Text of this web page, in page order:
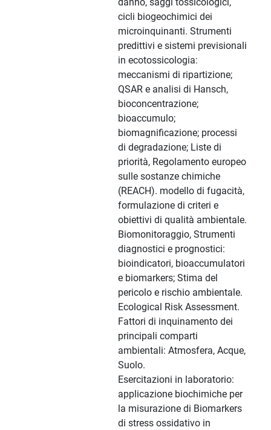
danno, saggi tossicologici,
cicli biogeochimici dei
microinquinanti. Strumenti
predittivi e sistemi previsionali
in ecotossicologia:
meccanismi di ripartizione;
QSAR e analisi di Hansch,
bioconcentrazione;
bioaccumulo;
biomagnificazione; processi
di degradazione; Liste di
priorità, Regolamento europeo
sulle sostanze chimiche
(REACH). modello di fugacità,
formulazione di criteri e
obiettivi di qualità ambientale.
Biomonitoraggio, Strumenti
diagnostici e prognostici:
bioindicatori, bioaccumulatori
e biomarkers; Stima del
pericolo e rischio ambientale.
Ecological Risk Assessment.
Fattori di inquinamento dei
principali comparti
ambientali: Atmosfera, Acque,
Suolo.
Esercitazioni in laboratorio:
applicazione biochimiche per
la misurazione di Biomarkers
di stress ossidativo in